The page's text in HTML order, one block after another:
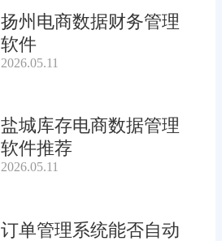
扬州电商数据财务管理
软件
2026.05.11
盐城库存电商数据管理
软件推荐
2026.05.11
订单管理系统能否自动